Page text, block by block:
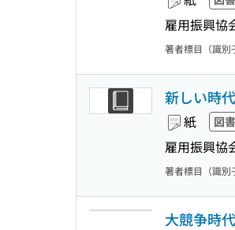
雇用振興協
著者標目（識別
新しい時
紙 図書
雇用振興協
著者標目（識別
大競争時